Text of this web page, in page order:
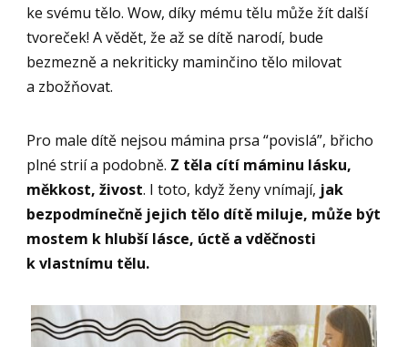
ke svému tělo. Wow, díky mému tělu může žít další
tvoreček! A vědět, že až se dítě narodí, bude
bezmezně a nekriticky maminčino tělo milovat
a zbožňovat.
Pro male dítě nejsou mámina prsa “povislá”, břicho
plné strií a podobně. Z těla cítí máminu lásku,
měkkost, živost. I toto, když ženy vnímají, jak
bezpodmínečně jejich tělo dítě miluje, může být
mostem k hlubší lásce, úctě a vděčnosti
k vlastnímu tělu.